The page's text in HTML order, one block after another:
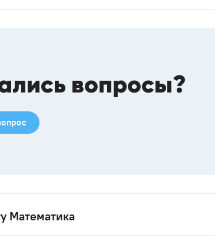
вопросы?
Математика